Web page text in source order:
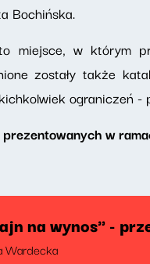
Bochińska.
miejsce, w którym
zostały także
ograniczeń -
w
na wynos" -
Wardecka